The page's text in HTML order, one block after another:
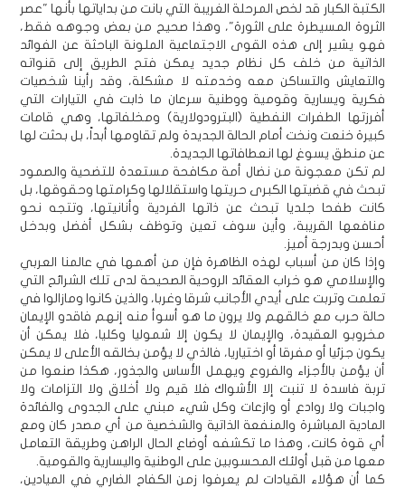
الكتبة الكبار قد لخص المرحلة الغريبة التي بانت من بداياتها بأنها "عصر
الثروة المسيطرة على الثورة"، وهذا صحيح من بعض وجوهه فقط،
فهو يشير إلى هذه القوى الاجتماعية الملونة الباحثة عن الفوائد
الذاتية من خلف كل نظام جديد يمكن فتح الطريق إلى قنواته
والتعايش والتساكن معه وخدمته لا مشكلة، وقد رأينا شخصيات
فكرية ويسارية وقومية ووطنية سرعان ما ذابت في التيارات التي
أفرزتها الطفرات النفطية (البترودولارية) ومخلفاتها، وهي قامات
كبيرة خنعت ونخت أمام الحالة الجديدة ولم تقاومها أبداً، بل بحثت لها
عن منطق يسوغ لها انعطافاتها الجديدة.
لم تكن معجونة من نضال أمة مكافحة مستعدة للتضحية والصمود
تبحث في قضيتها الكبرى حريتها واستقلالها وكرامتها وحقوقها، بل
كانت طفحا جلديا تبحث عن ذاتها الفردية وأنانيتها، وتتجه نحو
منافعها القريبة، وأين سوف تعين وتوظف بشكل أفضل وبدخل
أحسن وبدرجة أميز.
وإذا كان من أسباب لهذه الظاهرة فإن من أهمها في عالمنا العربي
والإسلامي هو خراب العقائد الروحية الصحيحة لدى تلك الشرائح التي
تعلمت وتربت على أيدي الأجانب شرقا وغربا، والذين كانوا ومازالوا في
حالة حرب مع خالقهم ولا يرون ما هو أسوأ منه إنهم فاقدو الإيمان
مخروبو العقيدة، والإيمان لا يكون إلا شموليا وكليا، فلا يمكن أن
يكون جزئيا أو مفرقا أو اختياريا، فالذي لا يؤمن بخالقه الأعلى لا يمكن
أن يؤمن بالأجزاء والفروع ويهمل الأساس والجذور، هكذا صنعوا من
تربة فاسدة لا تنبت إلا الأشواك فلا قيم ولا أخلاق ولا التزامات ولا
واجبات ولا روادع أو وازعات وكل شيء مبني على الجدوى والفائدة
المادية المباشرة والمنفعة الذاتية والشخصية من أي مصدر كان ومع
أي قوة كانت، وهذا ما تكشفه أوضاع الحال الراهن وطريقة التعامل
معها من قبل أولئك المحسوبين على الوطنية واليسارية والقومية.
كما أن هؤلاء القيادات لم يعرفوا زمن الكفاح الضاري في الميادين،